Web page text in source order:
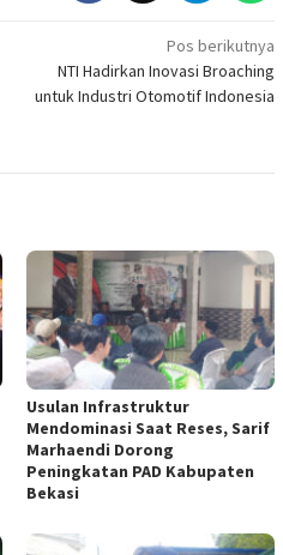
Pos berikutnya
NTI Hadirkan Inovasi Broaching
untuk Industri Otomotif Indonesia
Usulan Infrastruktur
Mendominasi Saat Reses, Sarif
Marhaendi Dorong
Peningkatan PAD Kabupaten
Bekasi